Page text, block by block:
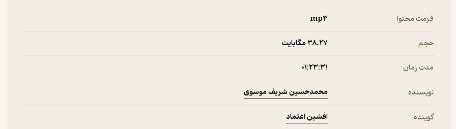
فرمت محتوا mp۳
حجم 38.۲۷ مگابایت
مدت زمان ۰۱:۲۳:۳۱
نویسنده محمدحسین شریف موسوی
گوینده افشین اعتماد